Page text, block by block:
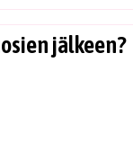
jälkeen?